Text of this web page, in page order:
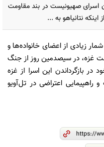
اسرای صهیونیست در بند مقاومت
نتانیاهو به ...
زیادی از اعضای خانواده‌ها و
غزه، در سیصدمین روز از جنگ
در بازگرداندن این اسرا از غزه
اعتراضی در تل‌آویو